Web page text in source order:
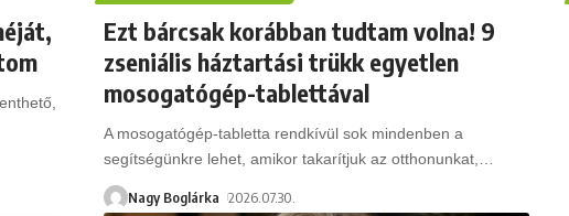
Ezt bárcsak korábban tudtam volna! 9
zseniális háztartási trükk egyetlen
mosogatógép-tablettával
A mosogatógép-tabletta rendkívül sok mindenben a
segítségünkre lehet, amikor takarítjuk az otthonunkat,
Nagy Boglárka 2026.07.30.